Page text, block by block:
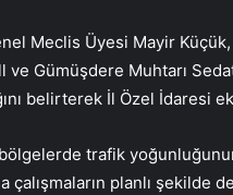
Meclis Üyesi Mayir
ve Gümüşdere Muhtarı
belirterek İl Özel İdaresi
trafik
çalışmaların planlı şekilde